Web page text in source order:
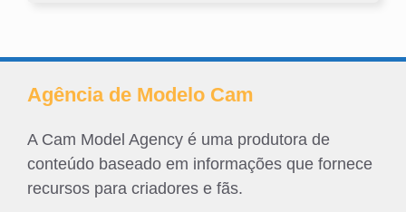
Agência de Modelo Cam
A Cam Model Agency é uma produtora de
conteúdo baseado em informações que fornece
recursos para criadores e fãs.